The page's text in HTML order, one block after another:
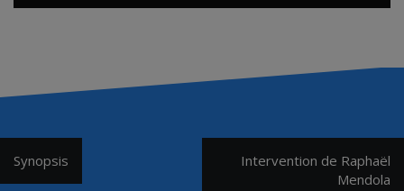
Navigation
de
Synopsis
Intervention de Raphaël
Mendola